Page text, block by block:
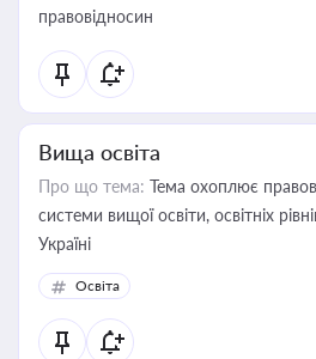
правовідносин
Вища освіта
Про що тема: Тема охоплює
системи вищої освіти, освітніх
Україні
Освіта